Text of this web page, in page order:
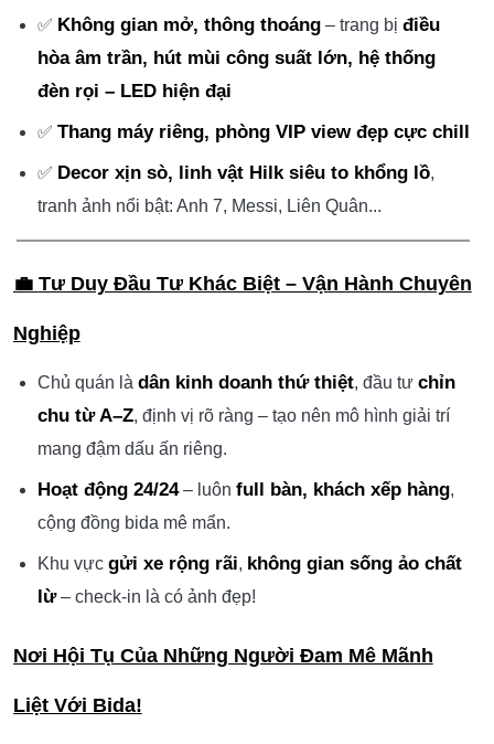
✅ Không gian mở, thông thoáng – trang bịđiều
hòa âm trần, hút mùi công suất lớn, hệ thống
đèn rọi – LED hiện đại
✅Thang máy riêng, phòng VIP view đẹp cực chill
✅ Decor xịn sò, linh vật Hilk siêu to khổng lồ,
tranh ảnh nổi bật: Anh 7, Messi, Liên Quân...
💼 Tư Duy Đầu Tư Khác Biệt – Vận Hành Chuyên
Nghiệp
Chủ quán làdân kinh doanh thứ thiệt, đầu tưchỉn
chu từ A–Z, định vị rõ ràng – tạo nên mô hình giải trí
mang đậm dấu ấn riêng.
Hoạt động 24/24– luônfull bàn, khách xếp hàng,
cộng đồng bida mê mẩn.
Khu vựcgửi xe rộng rãi, không gian sống ảo chất
lừ– check-in là có ảnh đẹp!
Nơi Hội Tụ Của Những Người Đam Mê Mãnh
Liệt Với Bida!